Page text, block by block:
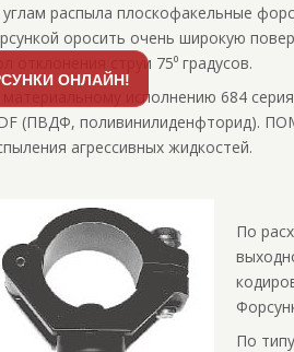
ОНЛАЙН!
распыла плоскофакельные
оросить очень широкую
отклонения струи 75⁰ градусов.
материальному исполнению 684
(ПВДФ, поливинилиденфторид).
агрессивных жидкостей.
По
По